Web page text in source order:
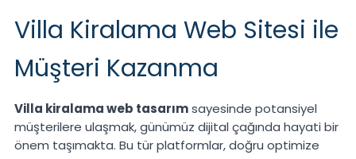
Villa Kiralama Web Sitesi ile
Müşteri Kazanma
Villa kiralama web tasarımsayesinde potansiyel
müşterilere ulaşmak, günümüz dijital çağında hayati bir
önem taşımakta. Bu tür platformlar, doğru optimize